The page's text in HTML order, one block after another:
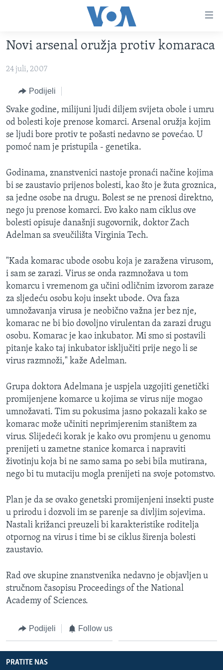
glavni
Pređi
navigaciju
Idi
na
pretragu
VIDEO
FOTOGRAFIJE DANA
VIJESTI
SJEDINJENE AMERIČKE DRŽAVE
BOSNA I HERCEGOVINA
NAUKA I TEHNOLOGIJA
SPECIJALNI PROJEKTI
SLOBODA MEDIJA
ŽENSKA STRANA
IZBJEGLIČKA STRANA
MAGAZIN
Learning English
PRATITE NAS
Jezici
Novi arsenal oružja protiv komaraca
24 juli, 2007
Podijeli
Svake godine, milijuni ljudi diljem svijeta obole i umru
od bolesti koje prenose komarci. Arsenal oružja kojim
se ljudi bore protiv te pošasti nedavno se povećao. U
pomoć nam je pristupila - genetika.
Godinama, znanstvenici nastoje pronaći načine kojima
bi se zaustavio prijenos bolesti, kao što je žuta groznica,
sa jedne osobe na drugu. Bolest se ne prenosi direktno,
nego ju prenose komarci. Evo kako nam ciklus ove
bolesti opisuje današnji sugovornik, doktor Zach
Adelman sa sveučilišta Virginia Tech.
"Kada komarac ubode osobu koja je zaražena virusom,
i sam se zarazi. Virus se onda razmnožava u tom
komarcu i vremenom ga učini odličnim izvorom zaraze
za sljedeću osobu koju insekt ubode. Ova faza
umnožavanja virusa je neobično važna jer bez nje,
komarac ne bi bio dovoljno virulentan da zarazi drugu
osobu. Komarac je kao inkubator. Mi smo si postavili
pitanje kako taj inkubator isključiti prije nego li se
virus razmnoži," kaže Adelman.
Grupa doktora Adelmana je uspjela uzgojiti genetički
promijenjene komarce u kojima se virus nije mogao
umnožavati. Tim su pokusima jasno pokazali kako se
komarac može učiniti neprimjerenim staništem za
virus. Slijedeći korak je kako ovu promjenu u genomu
prenijeti u zametne stanice komarca i napraviti
životinju koja bi ne samo sama po sebi bila mutirana,
nego bi tu mutaciju mogla prenijeti na svoje potomstvo.
Plan je da se ovako genetski promijenjeni insekti puste
u prirodu i dozvoli im se parenje sa divljim sojevima.
Nastali križanci preuzeli bi karakteristike roditelja
otpornog na virus i time bi se ciklus širenja bolesti
zaustavio.
Rad ove skupine znanstvenika nedavno je objavljen u
stručnom časopisu Proceedings of the National
Academy of Sciences.
Podijeli Follow us
PRATITE NAS